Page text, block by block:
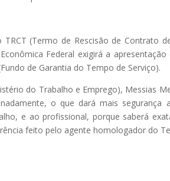
(Termo de Rescisão de Contrato
Federal exigirá a
de Garantia do Tempo de Serviço).
do Trabalho e Emprego), Messias
o que dará mais segurança
e ao profissional, porque saberá
feito pelo agente homologador do